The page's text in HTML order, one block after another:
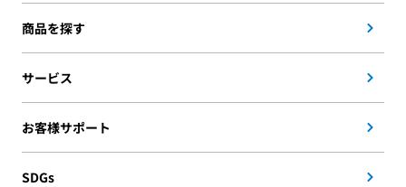
商品を探す
サービス
お客様サポート
SDGs